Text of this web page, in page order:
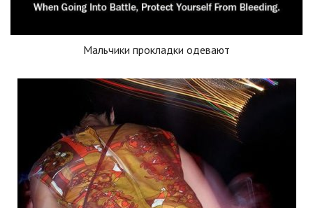
Мальчики прокладки одевают